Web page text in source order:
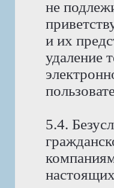
не
и их
удаление
5.4.